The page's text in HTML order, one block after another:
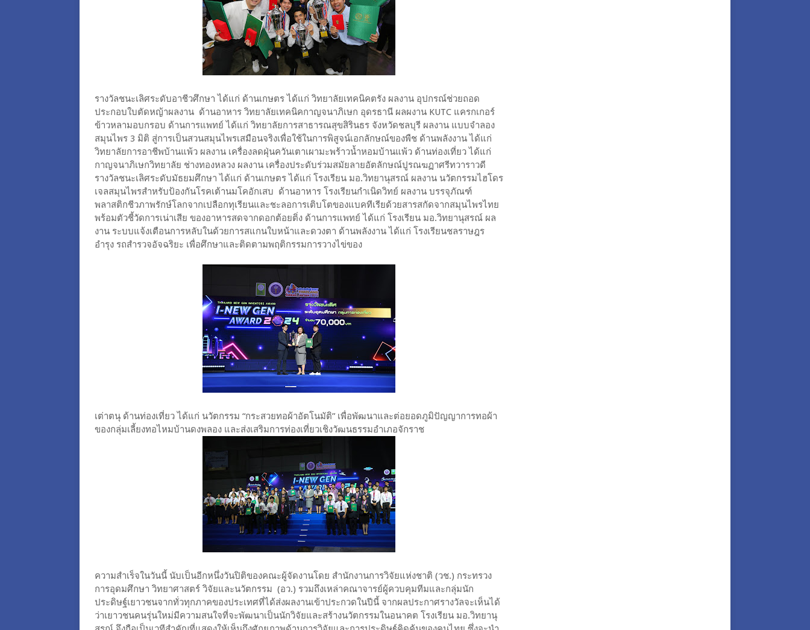
รางวัลชนะเลิศระดับอาชีวศึกษา ได้แก่ ด้านเกษตร ได้แก่ วิทยาลัยเทคนิคตรัง ผลงาน อุปกรณ์ช่วยถอด
ประกอบใบตัดหญ้าผลงาน ด้านอาหาร วิทยาลัยเทคนิคกาญจนาภิเษก อุดรธานี ผลผงาน KUTC แครกเกอร์
ข้าวหลามอบกรอบ ด้านการแพทย์ ได้แก่ วิทยาลัยการสาธารณสุขสิรินธร จังหวัดชลบุรี ผลงาน แบบจําลอง
สมุนไพร 3 มิติ สู่การเป็นสวนสมุนไพรเสมือนจริงเพื่อใช้ในการพิสูจน์เอกลักษณ์ของพืช ด้านพลังงาน ได้แก่
วิทยาลัยการอาชีพบ้านแพ้ว ผลงาน เครื่องลดฝุ่นควันเตาเผามะพร้าวน้ำหอมบ้านแพ้ว ด้านท่องเที่ยว ได้แก่
กาญจนาภิเษกวิทยาลัย ช่างทองหลวง ผลงาน เครื่องประดับร่วมสมัยลายอัตลักษณ์ปูรณฆฏาศรีทวาราวดี
รางวัลชนะเลิศระดับมัธยมศึกษา ได้แก่ ด้านเกษตร ได้แก่ โรงเรียน มอ.วิทยานุสรณ์ ผลงาน นวัตกรรมไฮโดร
เจลสมุนไพรสำหรับป้องกันโรคเต้านมโคอักเสบ ด้านอาหาร โรงเรียนกำเนิดวิทย์ ผลงาน บรรจุภัณฑ์
พลาสติกชีวภาพรักษ์โลกจากเปลือกทุเรียนและชะลอการเติบโตของแบคทีเรียด้วยสารสกัดจากสมุนไพรไทย
พร้อมตัวชี้วัดการเน่าเสีย ของอาหารสดจากดอกต้อยติ่ง ด้านการแพทย์ ได้แก่ โรงเรียน มอ.วิทยานุสรณ์ ผล
งาน ระบบแจ้งเตือนการหลับในด้วยการสแกนใบหน้าและดวงตา ด้านพลังงาน ได้แก่ โรงเรียนชลราษฎร
อำรุง รถสำรวจอัจฉริยะ เพื่อศึกษาและติดตามพฤติกรรมการวางไข่ของ
เต่าตนุ ด้านท่องเที่ยว ได้แก่ นวัตกรรม “กระสวยทอผ้าอัตโนมัติ” เพื่อพัฒนาและต่อยอดภูมิปัญญาการทอผ้า
ของกลุ่มเลี้ยงทอไหมบ้านดงพลอง และส่งเสริมการท่องเที่ยวเชิงวัฒนธรรมอำเภอจักราช
ความสำเร็จในวันนี้ นับเป็นอีกหนึ่งวันปิติของคณะผู้จัดงานโดย สำนักงานการวิจัยแห่งชาติ (วช.) กระทรวง
การอุดมศึกษา วิทยาศาสตร์ วิจัยและนวัตกรรม (อว.) รวมถึงเหล่าคณาจารย์ผู้ควบคุมทีมและกลุ่มนัก
ประดิษฐ์เยาวชนจากทั่วทุกภาคของประเทศที่ได้ส่งผลงานเข้าประกวดในปีนี้ จากผลประกาศรางวัลจะเห็นได้
ว่าเยาวชนคนรุ่นใหม่มีความสนใจที่จะพัฒนาเป็นนักวิจัยและสร้างนวัตกรรมในอนาคต โรงเรียน มอ.วิทยานุ